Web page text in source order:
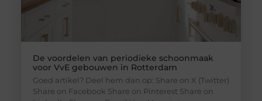
De voordelen van periodieke schoonmaak
voor VvE gebouwen in Rotterdam
Goed artikel? Deel hem dan op: Share on X (Twitter)
Share on Facebook Share on Pinterest Share on